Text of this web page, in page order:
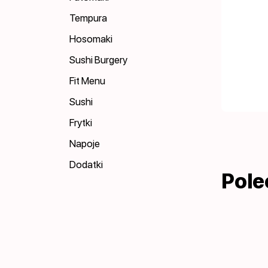
Tempura
Hosomaki
Sushi Burgery
Fit Menu
Sushi
Frytki
Napoje
Dodatki